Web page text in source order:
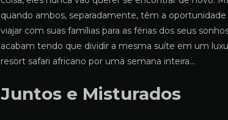
quando ambos, separadamente, têm a oportunidade
viajar com suas famílias para as férias dos seus
acabam tendo que dividir a mesma suíte em um
resort safari africano por uma semana inteira…
Juntos e Misturados